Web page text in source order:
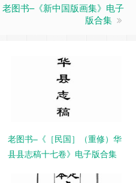
老图书–《新中国版画集》电子
版合集
老图书–《［民国］（重修）华
县县志稿十七卷》电子版合集